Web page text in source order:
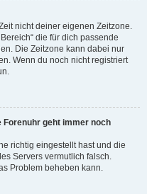
nicht deiner eigenen Zeitzone.
die für dich passende
Die Zeitzone kann dabei nur
Wenn du noch nicht registriert
Forenuhr geht immer noch
richtig eingestellt hast und die
Servers vermutlich falsch.
Problem beheben kann.